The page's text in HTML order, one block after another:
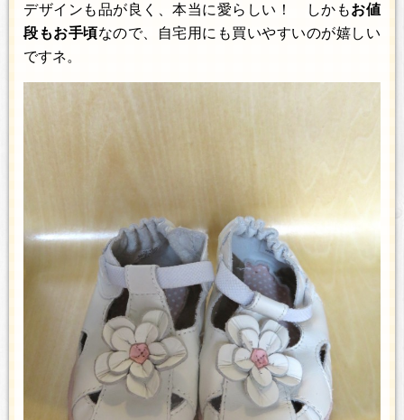
デザインも品が良く、本当に愛らしい！ しかもお値
段もお手頃なので、自宅用にも買いやすいのが嬉しい
ですネ。